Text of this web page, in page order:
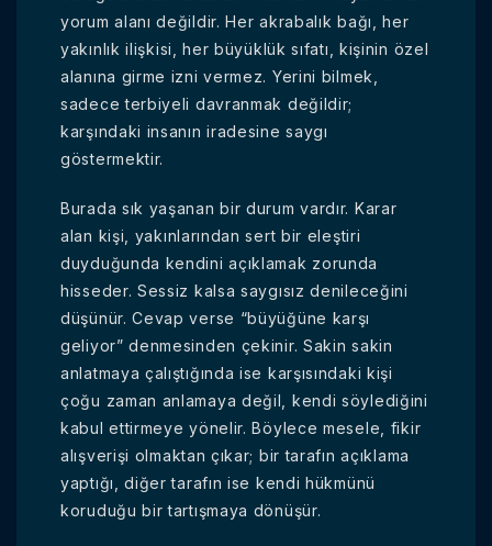
yorum alanı değildir. Her akrabalık bağı, her
yakınlık ilişkisi, her büyüklük sıfatı, kişinin özel
alanına girme izni vermez. Yerini bilmek,
sadece terbiyeli davranmak değildir;
karşındaki insanın iradesine saygı
göstermektir.
Burada sık yaşanan bir durum vardır. Karar
alan kişi, yakınlarından sert bir eleştiri
duyduğunda kendini açıklamak zorunda
hisseder. Sessiz kalsa saygısız denileceğini
düşünür. Cevap verse “büyüğüne karşı
geliyor” denmesinden çekinir. Sakin sakin
anlatmaya çalıştığında ise karşısındaki kişi
çoğu zaman anlamaya değil, kendi söylediğini
kabul ettirmeye yönelir. Böylece mesele, fikir
alışverişi olmaktan çıkar; bir tarafın açıklama
yaptığı, diğer tarafın ise kendi hükmünü
koruduğu bir tartışmaya dönüşür.